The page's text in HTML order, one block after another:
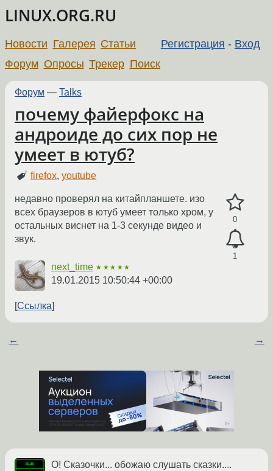
LINUX.ORG.RU
Регистрация - Вход
Новости Галерея Статьи
Форум Опросы Трекер Поиск
Форум — Talks
почему файерфокс на
андроиде до сих пор не
умеет в ютуб?
firefox,youtube
0
1
недавно проверял на китайпланшете. изо
всех браузеров в ютуб умеет только хром, у
остальных виснет на 1-3 секунде видео и
звук.
next_time ★★★★★
19.01.2015 10:50:44 +00:00
Ссылка
← →
О! Сказочки... обожаю слушать сказки....